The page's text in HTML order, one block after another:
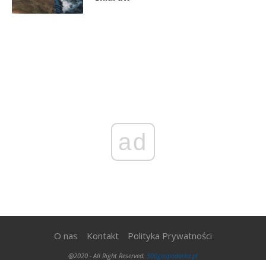
ad
O nas Kontakt Polityka Prywatności
@2020 - All Right Reserved. 300gospodarka.pl